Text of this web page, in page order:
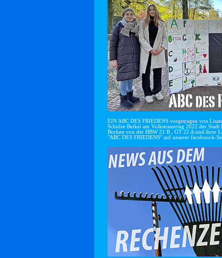
EIN ABC DES FRIEDENS vorgetragen von
Schulze Beikel am Volkstrauertag 2022 der
Borken von der HBW 21 B , GT 22 A und ihrer
"ABC DES FRIEDENS" auf unserer faceboock-